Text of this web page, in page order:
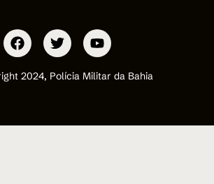
2024, Polícia Militar da Bahia